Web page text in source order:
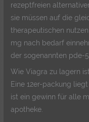
rezeptfreien
sie müssen auf die
therapeutischen
mg nach bedarf
der sogenannten pde-
Wie Viagra zu lagern ist
Eine 12er-packung
ist ein gewinn für alle
apotheke.